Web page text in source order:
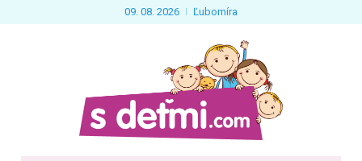
09. 08. 2026 Ľubomíra